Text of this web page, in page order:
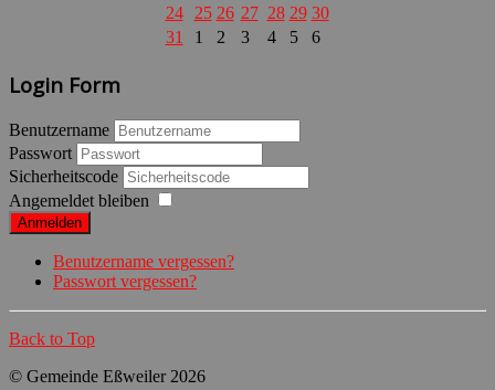
24
25 26 27 28 29 30
31
1 2 3 4 5 6
Login Form
Benutzername
Passwort
Sicherheitscode
Angemeldet bleiben
Anmelden
Benutzername vergessen?
Passwort vergessen?
Back to Top
© Gemeinde Eßweiler 2026